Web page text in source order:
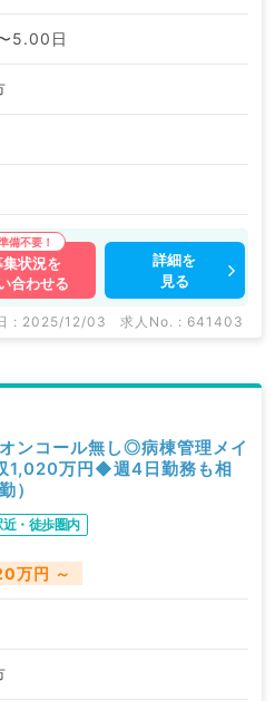
5.00日
集状況を
合わせる
詳細を
見る
: 2025/12/03 求人No. : 641403
ンコール無し◎病棟管理メイ
1,020万円◆週4日勤務も相
）
近・徒歩圏内
万円 ～